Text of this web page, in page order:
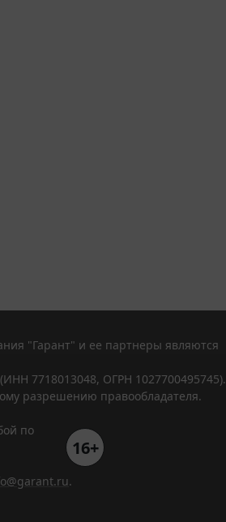
"Гарант" и ее партнеры являются
7718013048, ОГРН 1027700495745).
разрешению правообладателя.
по
16+
.